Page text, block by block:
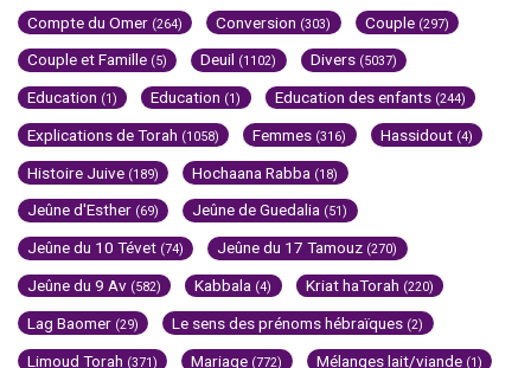
Compte du Omer (264) Conversion (303) Couple (297)
Couple et Famille (5) Deuil (1102) Divers (5037)
Education (1) Education (1) Education des enfants (244)
Explications de Torah (1058) Femmes (316) Hassidout (4)
Histoire Juive (189) Hochaana Rabba (18)
Jeûne d'Esther (69) Jeûne de Guedalia (51)
Jeûne du 10 Tévet (74) Jeûne du 17 Tamouz (270)
Jeûne du 9 Av (582) Kabbala (4) Kriat haTorah (220)
Lag Baomer (29) Le sens des prénoms hébraïques (2)
Limoud Torah (371) Mariage (772) Mélanges lait/viande (1)